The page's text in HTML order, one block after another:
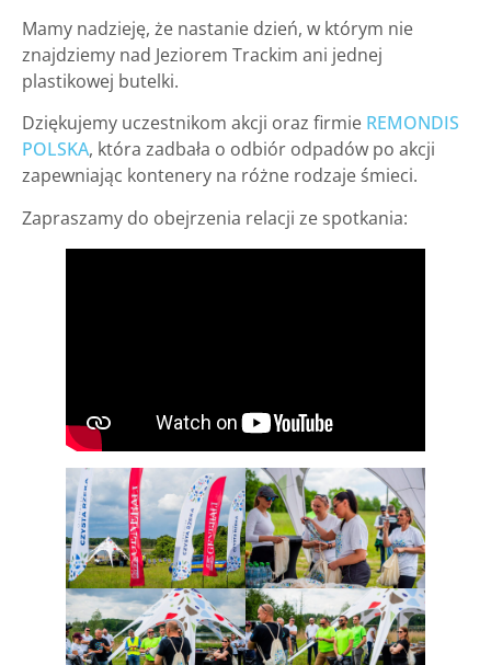
Mamy nadzieję, że nastanie dzień, w którym nie
znajdziemy nad Jeziorem Trackim ani jednej
plastikowej butelki.
Dziękujemy uczestnikom akcji oraz firmie REMONDIS
POLSKA, która zadbała o odbiór odpadów po akcji
zapewniając kontenery na różne rodzaje śmieci.
Zapraszamy do obejrzenia relacji ze spotkania: